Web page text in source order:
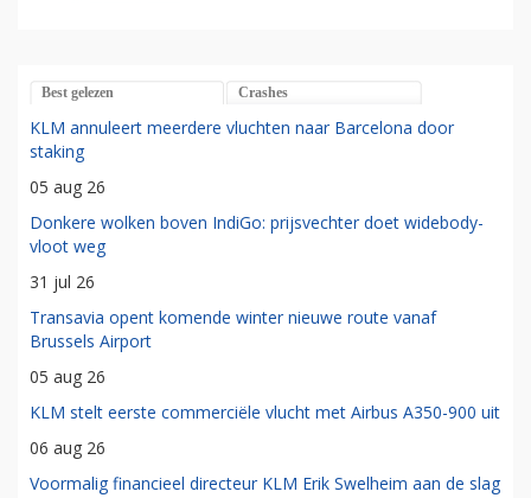
Best gelezen Crashes
KLM annuleert meerdere vluchten naar Barcelona door
staking
05 aug 26
Donkere wolken boven IndiGo: prijsvechter doet widebody-
vloot weg
31 jul 26
Transavia opent komende winter nieuwe route vanaf
Brussels Airport
05 aug 26
KLM stelt eerste commerciële vlucht met Airbus A350-900 uit
06 aug 26
Voormalig financieel directeur KLM Erik Swelheim aan de slag